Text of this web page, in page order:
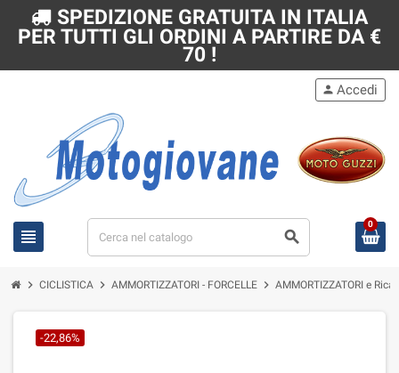
SPEDIZIONE GRATUITA IN ITALIA
PER TUTTI GLI ORDINI A PARTIRE DA €
70 !
view_headline search
person Accedi
0
chevron_right CICLISTICA chevron_right AMMORTIZZATORI - FORCELLE chevron_right AMMORTIZZATORI e
-22,86%